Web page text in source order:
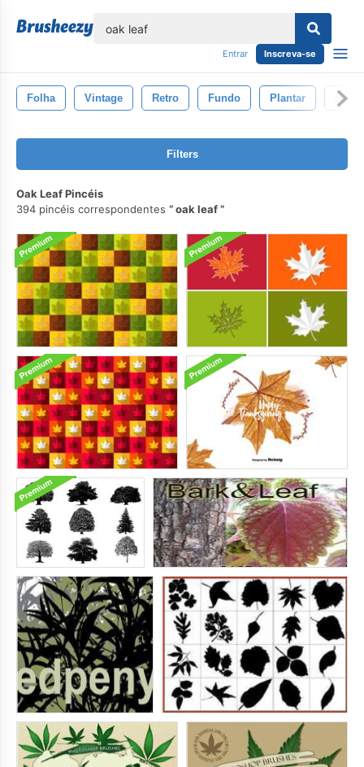
Entrar Inscreva-se
Folha Vintage Retro Fundo Plantar
Filters
Oak Leaf Pincéis
394 pincéis correspondentes
oak leaf